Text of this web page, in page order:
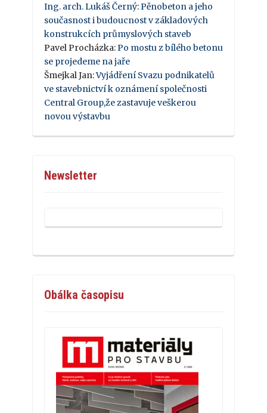
Ing. arch. Lukáš Černý: Pěnobeton a jeho
současnost i budoucnost v základových
konstrukcích průmyslových staveb
Pavel Procházka: Po mostu z bílého betonu
se projedeme na jaře
Šmejkal Jan:Vyjádření Svazu podnikatelů
ve stavebnictví k oznámení společnosti
Central Group,že zastavuje veškerou
novou výstavbu
Newsletter
Obálka časopisu